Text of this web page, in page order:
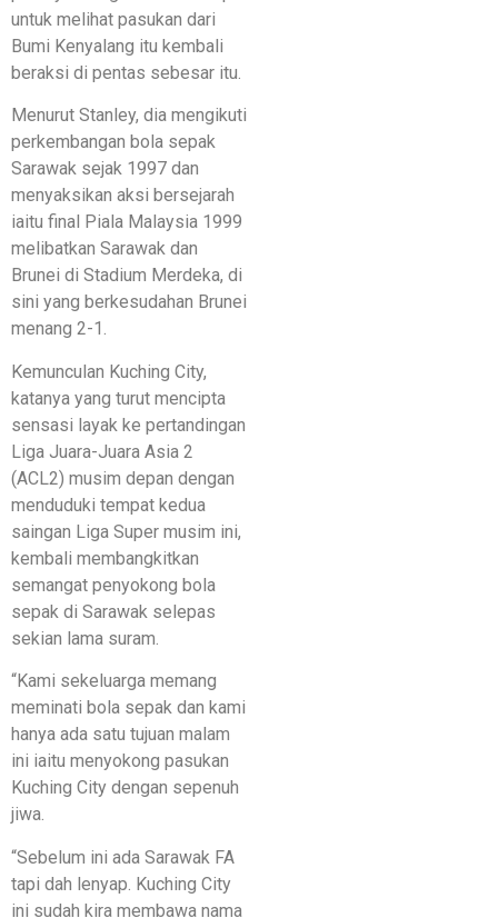
untuk melihat pasukan dari
Bumi Kenyalang itu kembali
beraksi di pentas sebesar itu.
Menurut Stanley, dia mengikuti
perkembangan bola sepak
Sarawak sejak 1997 dan
menyaksikan aksi bersejarah
iaitu final Piala Malaysia 1999
melibatkan Sarawak dan
Brunei di Stadium Merdeka, di
sini yang berkesudahan Brunei
menang 2-1.
Kemunculan Kuching City,
katanya yang turut mencipta
sensasi layak ke pertandingan
Liga Juara-Juara Asia 2
(ACL2) musim depan dengan
menduduki tempat kedua
saingan Liga Super musim ini,
kembali membangkitkan
semangat penyokong bola
sepak di Sarawak selepas
sekian lama suram.
“Kami sekeluarga memang
meminati bola sepak dan kami
hanya ada satu tujuan malam
ini iaitu menyokong pasukan
Kuching City dengan sepenuh
jiwa.
“Sebelum ini ada Sarawak FA
tapi dah lenyap. Kuching City
ini sudah kira membawa nama